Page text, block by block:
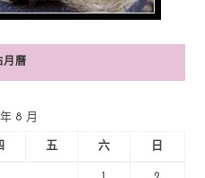
月曆
8 月
五 六 日